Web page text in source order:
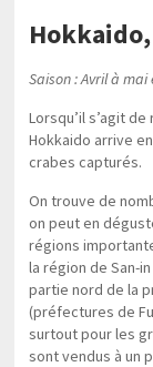
Saison : Avril à
Lorsqu’il s’agit
Hokkaido arrive
crabes capturés.
On trouve de
on peut en
régions
la région de San-
partie nord de la
(préfectures de
surtout pour les
sont vendus à un